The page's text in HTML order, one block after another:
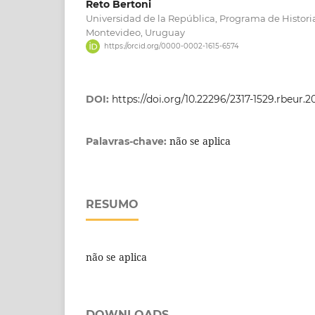
Reto Bertoni
Universidad de la República, Programa de
Montevideo, Uruguay
https://orcid.org/0000-0002-1615-6574
DOI: https://doi.org/10.22296/2317-
Palavras-chave: não se aplica
RESUMO
não se aplica